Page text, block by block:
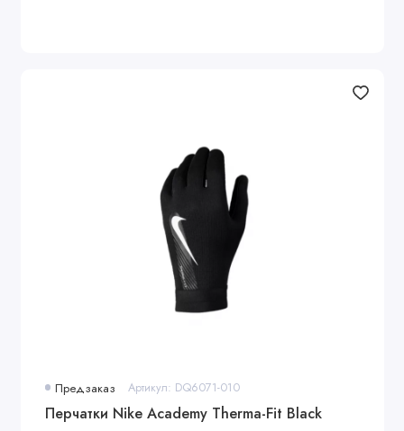
Предзаказ Артикул: DQ6071-010
Перчатки Nike Academy Therma-Fit Black